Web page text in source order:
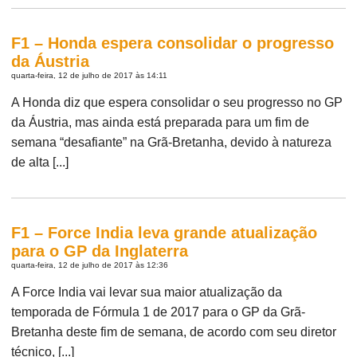
F1 – Honda espera consolidar o progresso
da Áustria
quarta-feira, 12 de julho de 2017 às 14:11
A Honda diz que espera consolidar o seu progresso no GP
da Áustria, mas ainda está preparada para um fim de
semana “desafiante” na Grã-Bretanha, devido à natureza
de alta [...]
F1 – Force India leva grande atualização
para o GP da Inglaterra
quarta-feira, 12 de julho de 2017 às 12:36
A Force India vai levar sua maior atualização da
temporada de Fórmula 1 de 2017 para o GP da Grã-
Bretanha deste fim de semana, de acordo com seu diretor
técnico, [...]